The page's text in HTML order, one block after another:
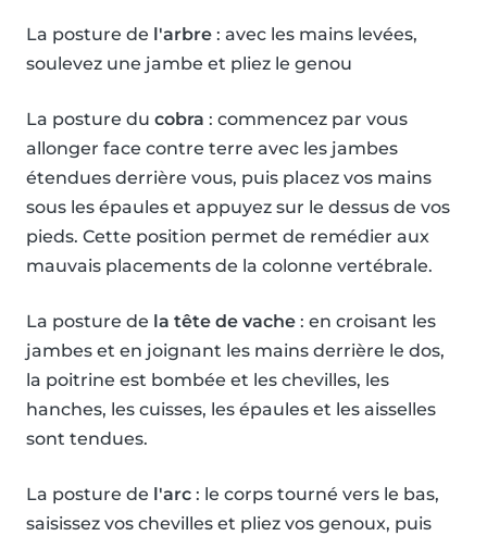
La posture de l'arbre : avec les mains levées,
soulevez une jambe et pliez le genou
La posture du cobra : commencez par vous
allonger face contre terre avec les jambes
étendues derrière vous, puis placez vos mains
sous les épaules et appuyez sur le dessus de vos
pieds. Cette position permet de remédier aux
mauvais placements de la colonne vertébrale.
La posture de la tête de vache : en croisant les
jambes et en joignant les mains derrière le dos,
la poitrine est bombée et les chevilles, les
hanches, les cuisses, les épaules et les aisselles
sont tendues.
La posture de l'arc : le corps tourné vers le bas,
saisissez vos chevilles et pliez vos genoux, puis